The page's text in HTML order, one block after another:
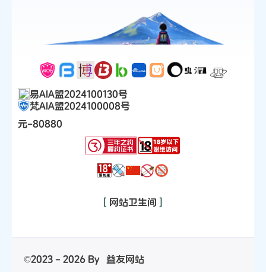
易AIA盟2024100130号
梵AIA盟2024100008号
元-80880
[ 网站卫生间 ]
©2023 - 2026 By 益友网站